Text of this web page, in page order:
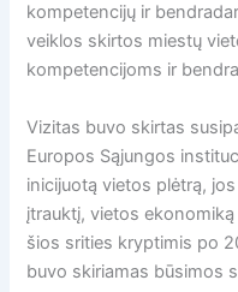
kompetencijų ir
veiklos skirtos miestų
kompetencijoms ir
Vizitas buvo skirtas
Europos Sąjungos
inicijuotą vietos plėtrą,
įtrauktį, vietos
šios srities kryptimis po
buvo skiriamas būsimos